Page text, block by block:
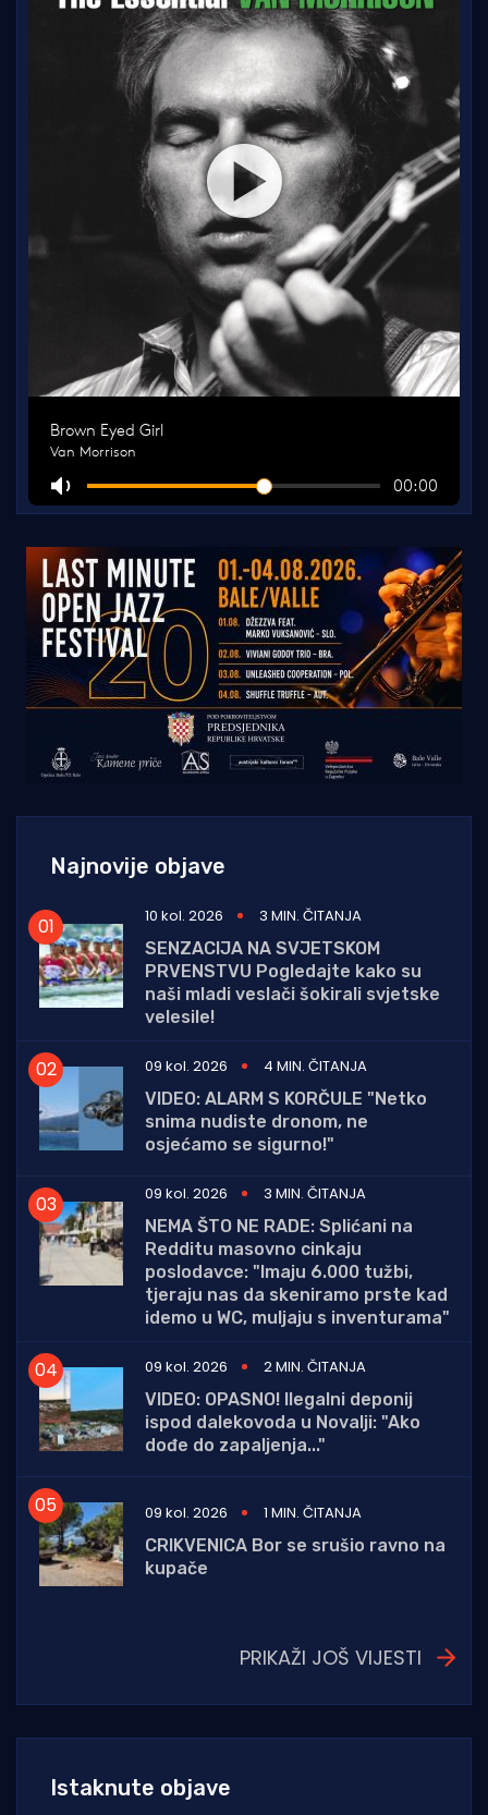
Najnovije objave
10 kol. 2026
3 MIN. ČITANJA
SENZACIJA NA SVJETSKOM
PRVENSTVU Pogledajte kako su
naši mladi veslači šokirali svjetske
velesile!
09 kol. 2026
4 MIN. ČITANJA
VIDEO: ALARM S KORČULE "Netko
snima nudiste dronom, ne
osjećamo se sigurno!"
09 kol. 2026
3 MIN. ČITANJA
NEMA ŠTO NE RADE: Splićani na
Redditu masovno cinkaju
poslodavce: "Imaju 6.000 tužbi,
tjeraju nas da skeniramo prste kad
idemo u WC, muljaju s inventurama"
09 kol. 2026
2 MIN. ČITANJA
VIDEO: OPASNO! Ilegalni deponij
ispod dalekovoda u Novalji: "Ako
dođe do zapaljenja..."
09 kol. 2026
1 MIN. ČITANJA
CRIKVENICA Bor se srušio ravno na
kupače
PRIKAŽI JOŠ VIJESTI
Istaknute objave